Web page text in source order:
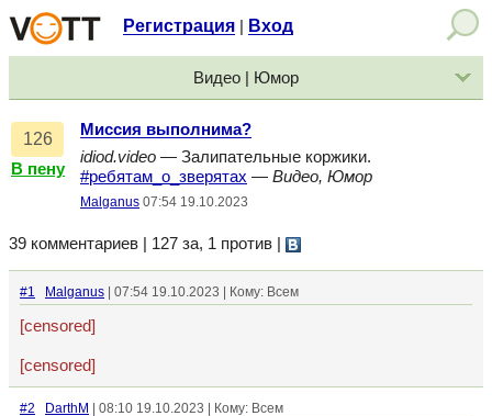
Регистрация Вход
Видео | Юмор
126
В пену
Миссия выполнима?
idiod.video — Залипательные коржики.
#ребятам_о_зверятах — Видео, Юмор
Malganus 07:54 19.10.2023
39 комментариев | 127 за, 1 против
#1 Malganus | 07:54 19.10.2023 | Кому: Всем
[censored]
[censored]
#2 DarthM | 08:10 19.10.2023 | Кому: Всем